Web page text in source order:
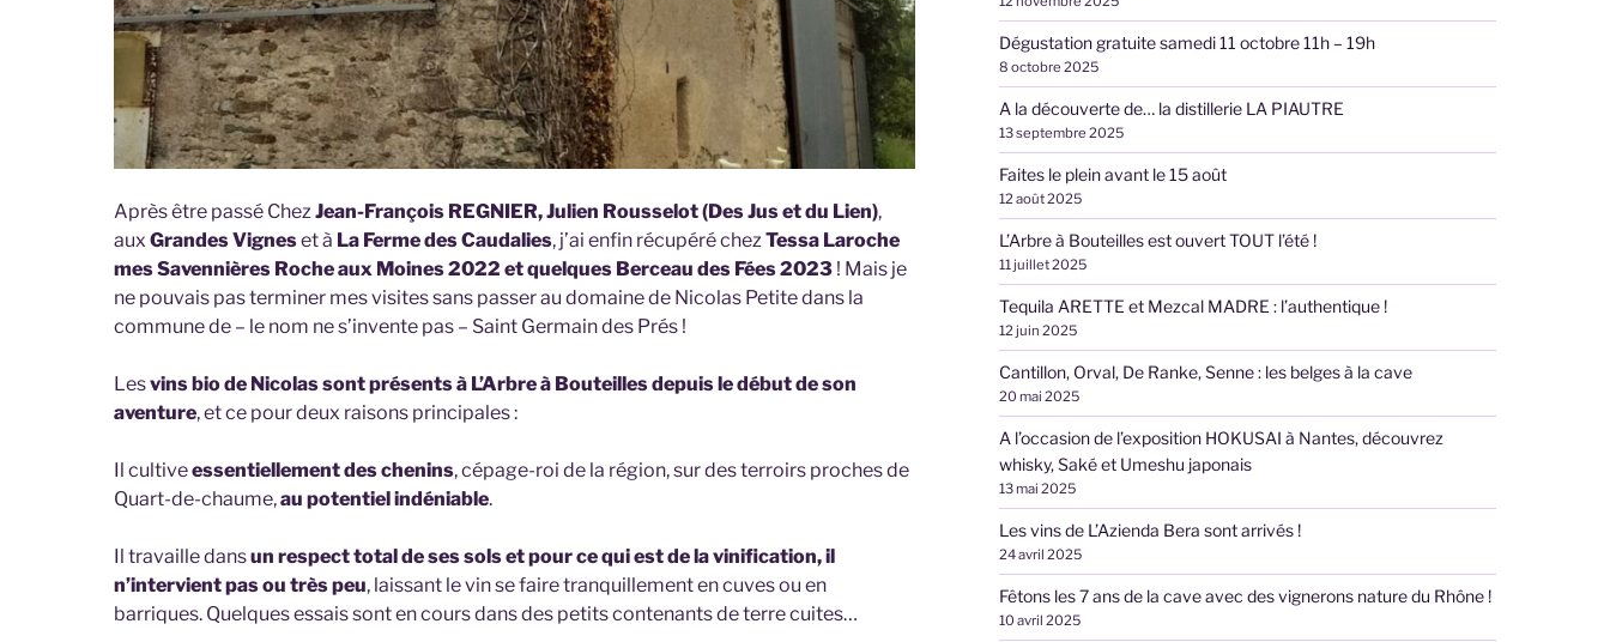
Après être passé ChezJean-François REGNIER, Julien Rousselot (Des Jus et du Lien),
aux Grandes Vigneset à La Ferme des Caudalies, j’ai enfin récupéré chezTessa Laroche
mes Savennières Roche aux Moines 2022 et quelques Berceau des Fées 2023 ! Mais je
ne pouvais pas terminer mes visites sans passer au domaine de Nicolas Petite dans la
commune de – le nom ne s’invente pas – Saint Germain des Prés !
Lesvins bio de Nicolas sont présents à L’Arbre à Bouteilles depuis le début de son
aventure, et ce pour deux raisons principales :
Il cultiveessentiellement des chenins, cépage-roi de la région, sur des terroirs proches de
Quart-de-chaume,au potentiel indéniable.
Il travaille dansun respect total de ses sols et pour ce qui est de la vinification, il
n’intervient pas ou très peu, laissant le vin se faire tranquillement en cuves ou en
barriques. Quelques essais sont en cours dans des petits contenants de terre cuites…
Dégustation gratuite samedi 11 octobre 11h – 19h
8 octobre 2025
A la découverte de… la distillerie LA PIAUTRE
13 septembre 2025
Faites le plein avant le 15 août
12 août 2025
L’Arbre à Bouteilles est ouvert TOUT l’été !
11 juillet 2025
Tequila ARETTE et Mezcal MADRE : l’authentique !
12 juin 2025
Cantillon, Orval, De Ranke, Senne : les belges à la cave
20 mai 2025
A l’occasion de l’exposition HOKUSAI à Nantes, découvrez
whisky, Saké et Umeshu japonais
13 mai 2025
Les vins de L’Azienda Bera sont arrivés !
24 avril 2025
Fêtons les 7 ans de la cave avec des vignerons nature du Rhône !
10 avril 2025